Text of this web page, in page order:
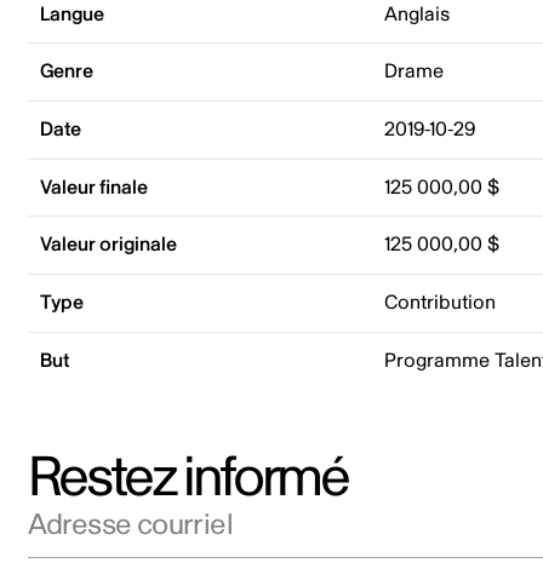
Langue Anglais
Genre Drame
Date 2019-10-29
Valeur finale 125 000,00 $
Valeur originale 125 000,00 $
Type Contribution
But Programme
Restez informé